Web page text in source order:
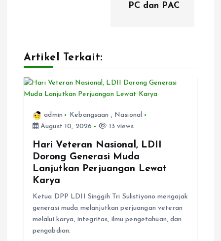
g
a
PC dan PAC
Artikel Terkait:
admin Kebangsaan , Nasional
August 10, 2026
13 views
Hari Veteran Nasional, LDII
Dorong Generasi Muda
Lanjutkan Perjuangan Lewat
Karya
Ketua DPP LDII Singgih Tri Sulistiyono mengajak
generasi muda melanjutkan perjuangan veteran
melalui karya, integritas, ilmu pengetahuan, dan
pengabdian.